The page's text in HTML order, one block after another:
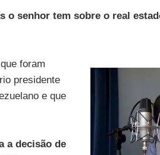
o senhor tem sobre o real
foram
presidente
e que
a decisão de